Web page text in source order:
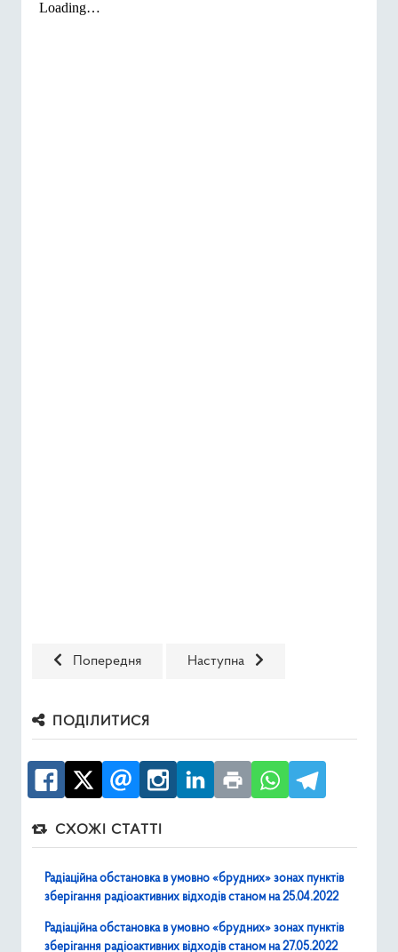
Попередня стаття: Радіаційна обстановка в умовно
Попередня Наступна стаття: Радіаційна
Наступна
ПОДІЛИТИСЯ
СХОЖІ СТАТТІ
Радіаційна обстановка в умовно «брудних» зонах пунктів
зберігання радіоактивних відходів станом на 25.04.2022
Радіаційна обстановка в умовно «брудних» зонах пунктів
зберігання радіоактивних відходів станом на 27.05.2022